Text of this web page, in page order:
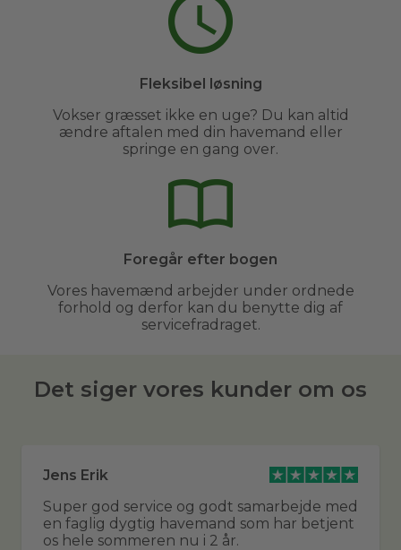
Fleksibel løsning
Vokser græsset ikke en uge? Du kan altid
ændre aftalen med din havemand eller
springe en gang over.
Foregår efter bogen
Vores havemænd arbejder under ordnede
forhold og derfor kan du benytte dig af
servicefradraget.
Det siger vores kunder om os
Jens Erik
Super god service og godt samarbejde med
en faglig dygtig havemand som har betjent
os hele sommeren nu i 2 år.